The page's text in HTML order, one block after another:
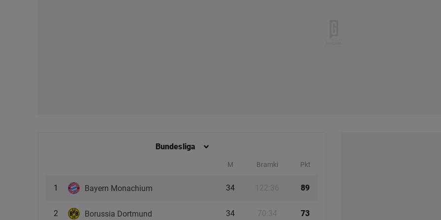
Bundesliga
M Bramki Pkt
1 Bayern Monachium 34 89
2 Borussia Dortmund 34 70:34 73